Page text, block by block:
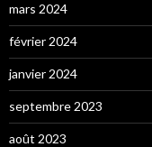
mars 2024
février 2024
janvier 2024
septembre 2023
août 2023